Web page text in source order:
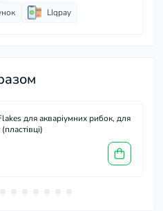
LIqpay
для акваріумних рибок, для